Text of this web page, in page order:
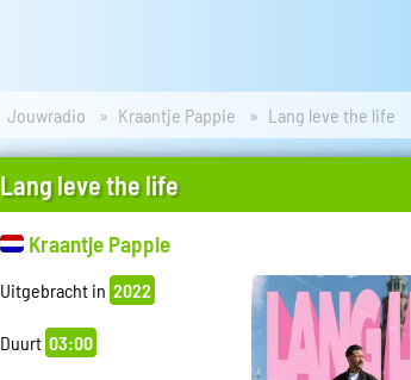
Jouwradio Kraantje Pappie Lang leve the life
Lang leve the life
Kraantje Pappie
Uitgebracht in 2022
Duurt 03:00